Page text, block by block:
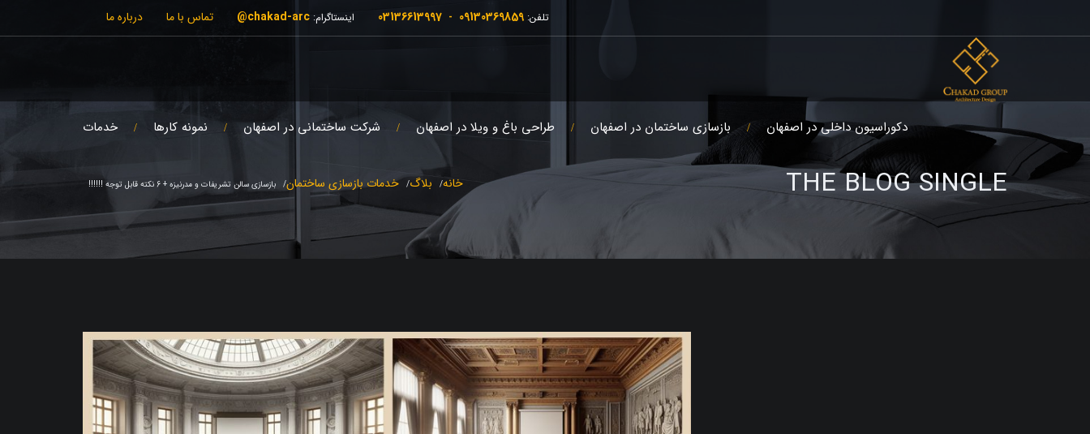
تلفن: 09130369859
-
03136613997 اینستاگرام: chakad-arc@ تماس با ما درباره ما
دکوراسیون داخلی در اصفهان بازسازی ساختمان در اصفهان طراحی باغ و ویلا در اصفهان شرکت ساختمانی در اصفهان نمونه کارها خدمات
THE BLOG SINGLE خانه بلاگ خدمات بازسازی ساختمان بازسازی سالن تشریفات و مدرنیزه + 6 نکته قابل توجه !!!!!!